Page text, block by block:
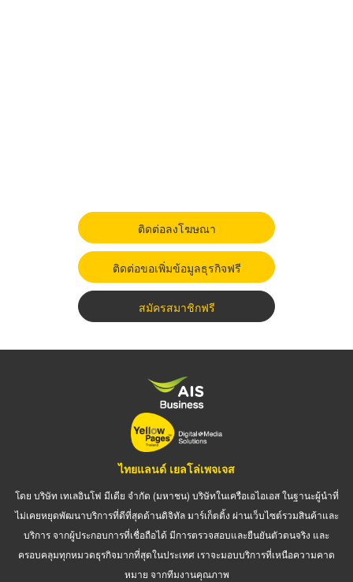
ติดต่อลงโฆษณา
ติดต่อขอเพิ่มข้อมูลธุรกิจฟรี
สมัครสมาชิกฟรี
ไทยแลนด์ เยลโล่เพจเจส
โดย บริษัท เทเลอินโฟ มีเดีย จำกัด (มหาชน) บริษัทในเครือเอไอเอส ในฐานะผู้นำที่
ไม่เคยหยุดพัฒนาบริการที่ดีที่สุดด้านดิจิทัล มาร์เก็ตติ้ง ผ่านเว็บไซต์รวมสินค้าและ
บริการ จากผู้ประกอบการที่เชื่อถือได้ มีการตรวจสอบและยืนยันตัวตนจริง และ
ครอบคลุมทุกหมวดธุรกิจมากที่สุดในประเทศ เราจะมอบบริการที่เหนือความคาด
หมาย จากทีมงานคุณภาพ